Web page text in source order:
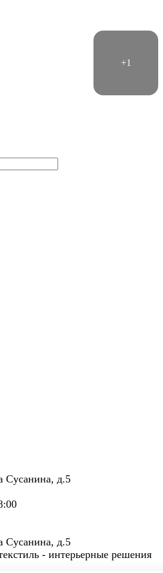
Сусанина, д.5
Сусанина, д.5
- интерьерные решения